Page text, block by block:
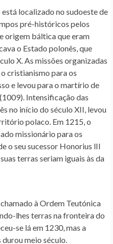
localizado no sudoeste de
pré-históricos pelos
origem báltica que eram
o Estado polonês, que
X. As missões organizadas
cristianismo para os
e levou para o martírio de
Intensificação das
no início do século XII, levou
polaco. Em 1215, o
missionário para os
o seu sucessor Honorius lIl
terras seriam iguais às da
à Ordem Teutónica
lhes terras na fronteira do
se lá em 1230, mas a
meio século.